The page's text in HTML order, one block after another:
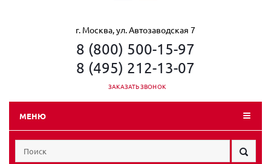
г. Москва, ул. Автозаводская 7
8 (800) 500-15-97
8 (495) 212-13-07
ЗАКАЗАТЬ ЗВОНОК
МЕНЮ